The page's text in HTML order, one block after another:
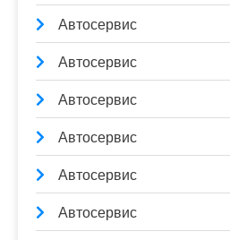
Автосервис
Автосервис
Автосервис
Автосервис
Автосервис
Автосервис